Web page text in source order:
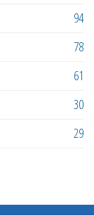
94
78
61
30
29